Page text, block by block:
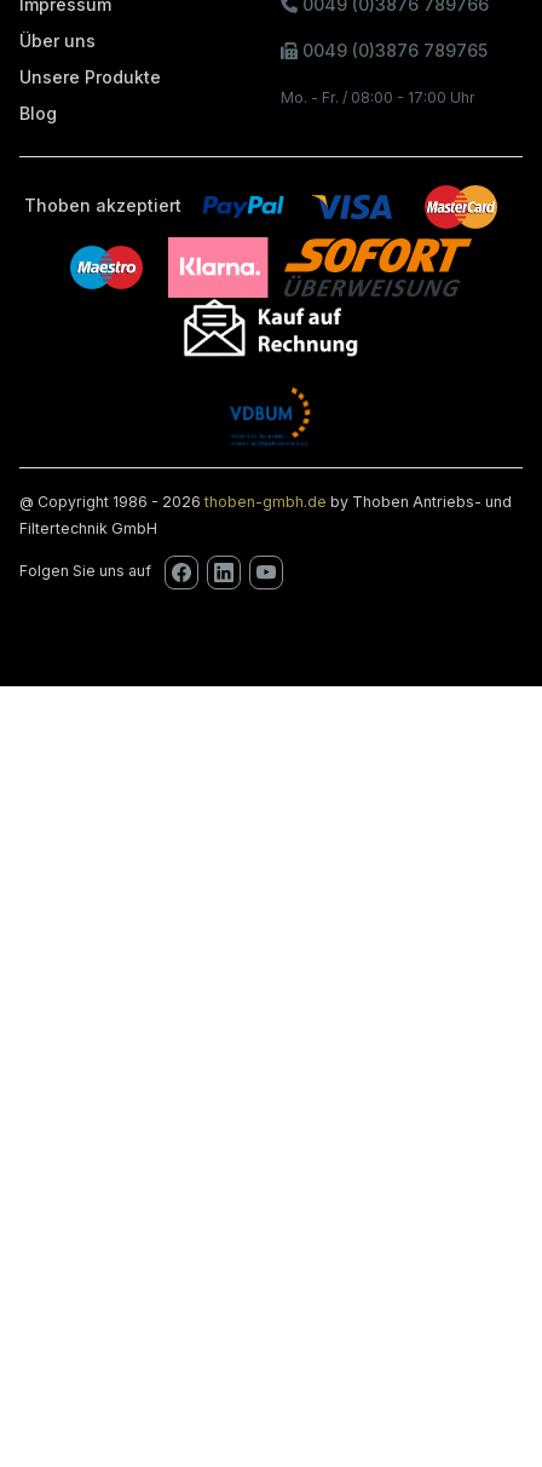
Impressum
Über uns
Unsere Produkte
Blog
0049 (0)3876 789766
0049 (0)3876 789765
Mo. - Fr. / 08:00 - 17:00 Uhr
Thoben akzeptiert
@ Copyright 1986 - 2026thoben-gmbh.de by Thoben Antriebs- und
Filtertechnik GmbH
Folgen Sie uns auf